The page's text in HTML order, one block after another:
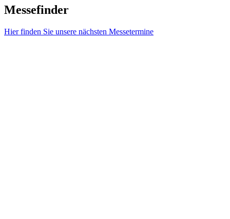
Messefinder
Hier finden Sie unsere nächsten Messetermine